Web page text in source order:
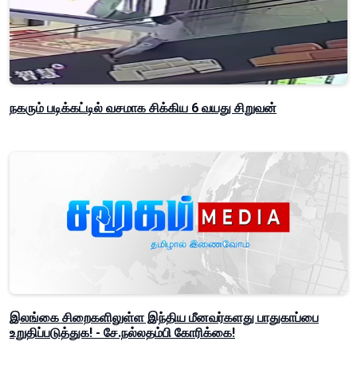
நகரும் படிக்கட்டில் வசமாக சிக்கிய 6 வயது சிறுவன்
இலங்கை சிறைகளிலுள்ள இந்திய மீனவர்களது பாதுகாப்பை
உறுதிப்படுத்துக! - சே.நல்லதம்பி கோரிக்கை!